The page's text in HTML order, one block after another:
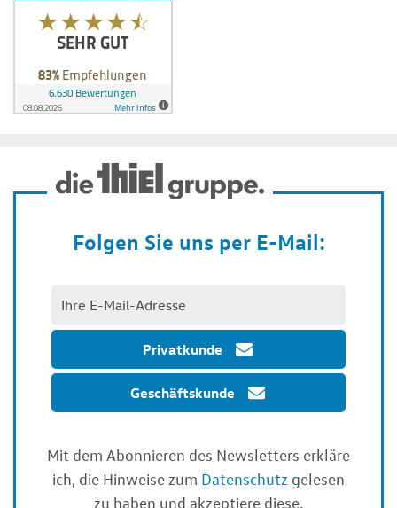
Folgen Sie uns per E-Mail:
Privatkunde
Geschäftskunde
Mit dem Abonnieren des Newsletters erkläre
ich, die Hinweise zum Datenschutz gelesen
zu haben und akzeptiere diese.